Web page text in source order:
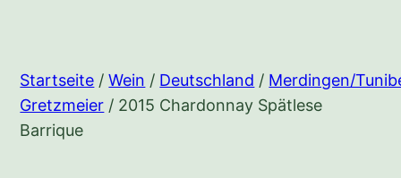
Startseite /Wein / Deutschland / Merdingen/
Gretzmeier / 2015 Chardonnay Spätlese
Barrique